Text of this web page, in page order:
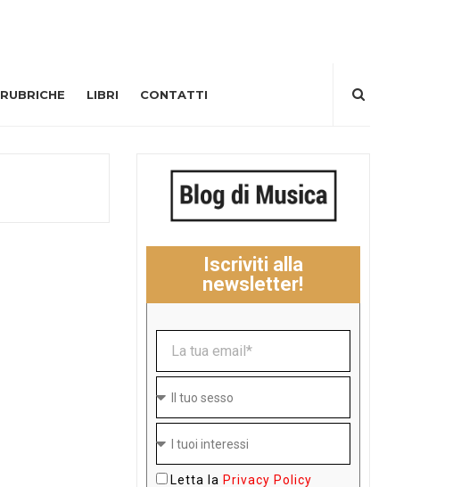
RUBRICHE LIBRI CONTATTI
Iscriviti alla
newsletter!
Letta la Privacy Policy